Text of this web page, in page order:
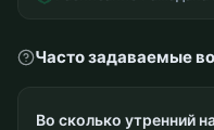
Часто задаваемые
Во сколько утренний